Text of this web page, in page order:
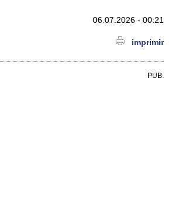
06.07.2026 - 00:21
imprimir
PUB.